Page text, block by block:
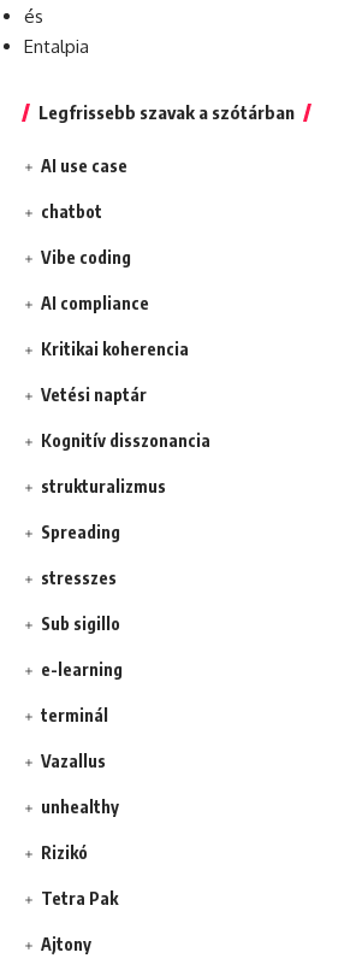
és
Entalpia
Legfrissebb szavak a szótárban
AI use case
chatbot
Vibe coding
AI compliance
Kritikai koherencia
Vetési naptár
Kognitív disszonancia
strukturalizmus
Spreading
stresszes
Sub sigillo
e-learning
terminál
Vazallus
unhealthy
Rizikó
Tetra Pak
Ajtony